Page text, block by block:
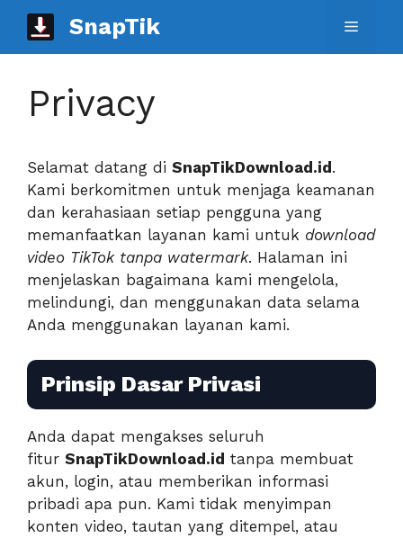
Langsung
isi
SnapTik Menu
Privacy
Selamat datang di SnapTikDownload.id .
Kami berkomitmen untuk menjaga keamanan
dan kerahasiaan setiap pengguna yang
memanfaatkan layanan kami untuk download
video TikTok tanpa watermark. Halaman ini
menjelaskan bagaimana kami mengelola,
melindungi, dan menggunakan data selama
Anda menggunakan layanan kami.
Prinsip Dasar Privasi
Anda dapat mengakses seluruh
fitur SnapTikDownload.id tanpa membuat
akun, login, atau memberikan informasi
pribadi apa pun. Kami tidak menyimpan
konten video, tautan yang ditempel, atau